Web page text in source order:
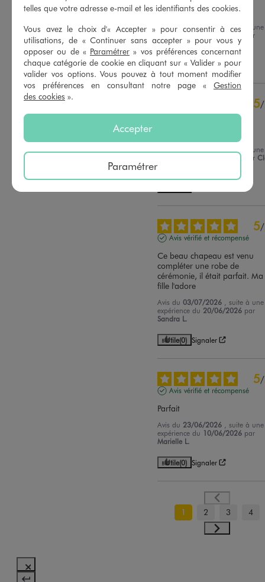
Trier les avis
Très joli et Bonne qualité
Avis du 23/07/2026
, suite à une
expérience du10/07/2026
par
Francoise Q.
Utile(0) Signaler
5/
Avis vérifié et récompensé
, suite à une
28/06/2026 par
5/
Avis vérifié et récompensé
Ce beau chapeau est venu
compléter une robe de
cérémonie, il était parfait. Ma
fille l'adore
Avis du03/07/2026
, suite à une
expérience du 20/06/2026 par
Sandra L.
Utile(0) Signaler
5/
Avis vérifié et récompensé
Parfait
Avis du 23/06/2026
, suite à une
expérience du 10/06/2026 par
Marielle L.
Utile(0) Signaler
1 2 3 4
telles que votre adresse e-mail et les identifiants des cookies.
Vous avez le choix d'« Accepter » pour consentir à ces
utilisations, de « Continuer sans accepter » pour vous y
opposer ou de « Paramétrer » vos préférences concernant
chaque catégorie de cookie en cliquant sur « Valider » pour
valider vos options. Vous pouvez à tout moment modifier
vos préférences en consultant notre page « Gestion
des cookies ».
Accepter
Paramétrer